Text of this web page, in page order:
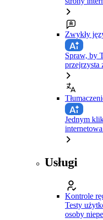
Zwykły
Spraw, by
przejrzysta
Jednym
Usługi
Kontrole
Testy
osoby